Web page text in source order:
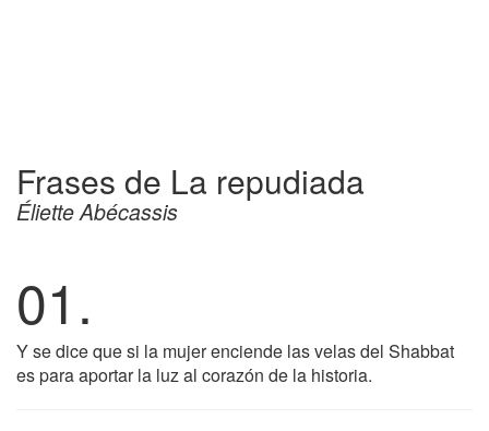
Frases de La repudiada
Éliette Abécassis
01.
Y se dice que si la mujer enciende las velas del Shabbat
es para aportar la luz al corazón de la historia.